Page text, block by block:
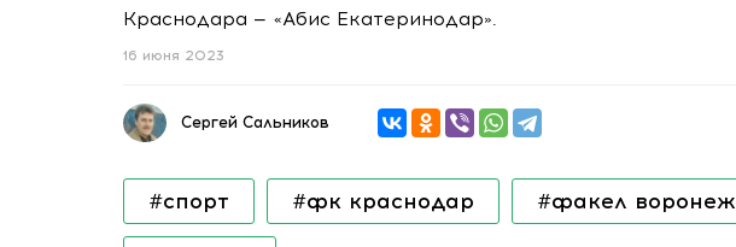
Краснодара — «Абис Екатеринодар».
16 июня 2023
Сергей Сальников
#спорт #фк краснодар #факел воронеж